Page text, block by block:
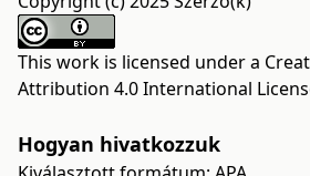
This work is licensed under a
Attribution 4.0 International
Hogyan hivatkozzuk